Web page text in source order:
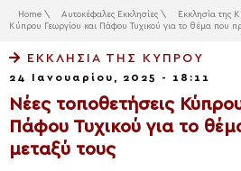
Home \ Αυτοκέφαλες Εκκλησίες \ Εκκλησία της
Κύπρου Γεωργίου και Πάφου Τυχικού για το θέμα που
ΕΚΚΛΗΣΊΑ ΤΗΣ ΚΎΠΡΟΥ
24 Ιανουαρίου, 2025 - 18:11
Νέες τοποθετήσεις
Πάφου Τυχικού για το
μεταξύ τους